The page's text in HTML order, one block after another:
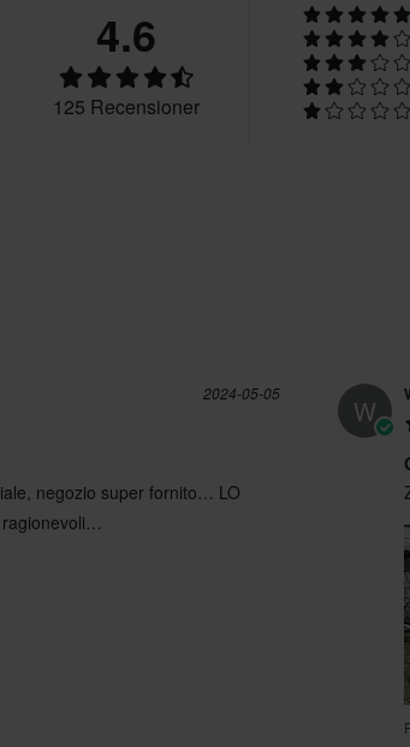
4.6
125 Recensioner
2024-05-05
negozio super fornito… LO
ragionevoli…
W